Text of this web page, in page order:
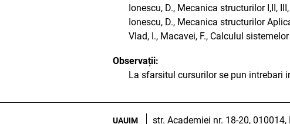
Ionescu, D., Mecanica structurilor I,II,
Ionescu, D., Mecanica structurilor
Vlad, I., Macavei, F., Calculul
Observații:
La sfarsitul cursurilor se pun intrebari
UAUIM str. Academiei nr. 18-20,